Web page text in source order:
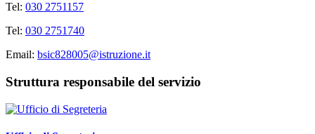
Tel: 030 2751157
Tel: 030 2751740
Email: bsic828005@istruzione.it
Struttura responsabile del servizio